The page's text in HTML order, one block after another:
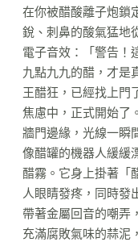
在你被醋酸離子炮鎖
銳、刺鼻的酸氣猛地
電子音效：「警告！
九點九九的醋，才是
王醋狂，已經找上門
焦慮中，正式開始了
牆門邊緣，光線一瞬
像醋罐的機器人緩緩
醋霧。它身上掛著「
人眼睛發疼，同時發
帶著金屬回音的嘲弄
充滿腐敗氣味的蒜泥